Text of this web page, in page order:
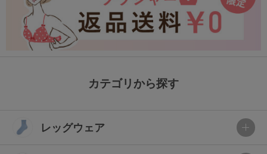
カテゴリから探す
レッグウェア